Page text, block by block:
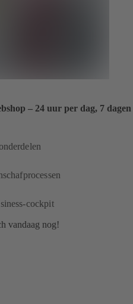
– 24 uur per dag, 7 dagen
cockpit
vandaag nog!